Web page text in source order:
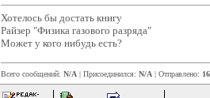
Хотелось бы достать книгу
Райзер "Физика газового разряда"
Может у кого нибудь есть?
Всего сообщений: N/A | Присоединился: N/A | Отправлено: